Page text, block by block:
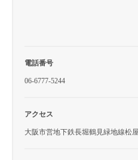
電話番号
06-6777-5244
アクセス
大阪市営地下鉄長堀鶴見緑地線松